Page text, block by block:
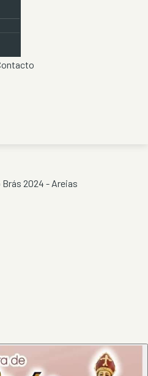
Brás 2024 - Areias